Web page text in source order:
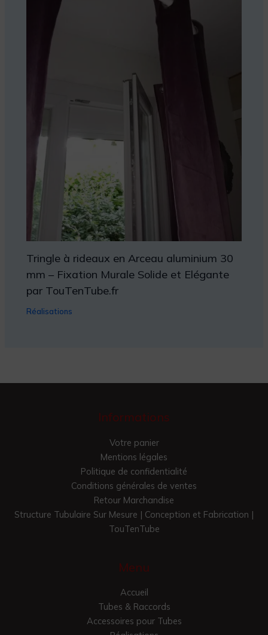
Tringle à rideaux en Arceau aluminium 30
mm – Fixation Murale Solide et Elégante
par TouTenTube.fr
Réalisations
Informations
Votre panier
Mentions légales
Politique de confidentialité
Conditions générales de ventes
Retour Marchandise
Structure Tubulaire Sur Mesure | Conception et Fabrication |
TouTenTube
Menu
Accueil
Tubes & Raccords
Accessoires pour Tubes